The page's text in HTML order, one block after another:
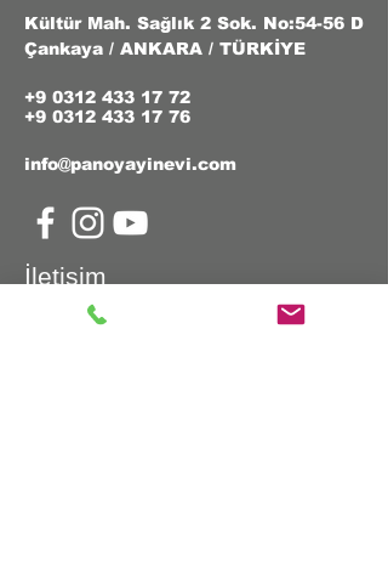
Kültür Mah. Sağlık 2 Sok. No:54-56 D
Çankaya / ANKARA / TÜRKİYE
+9 0312 433 17 72
+9 0312 433 17 76
info@panoyayinevi.com
İletişim
Ad & Soyad